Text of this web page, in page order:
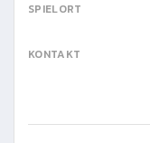
SPIELORT
KONTAKT